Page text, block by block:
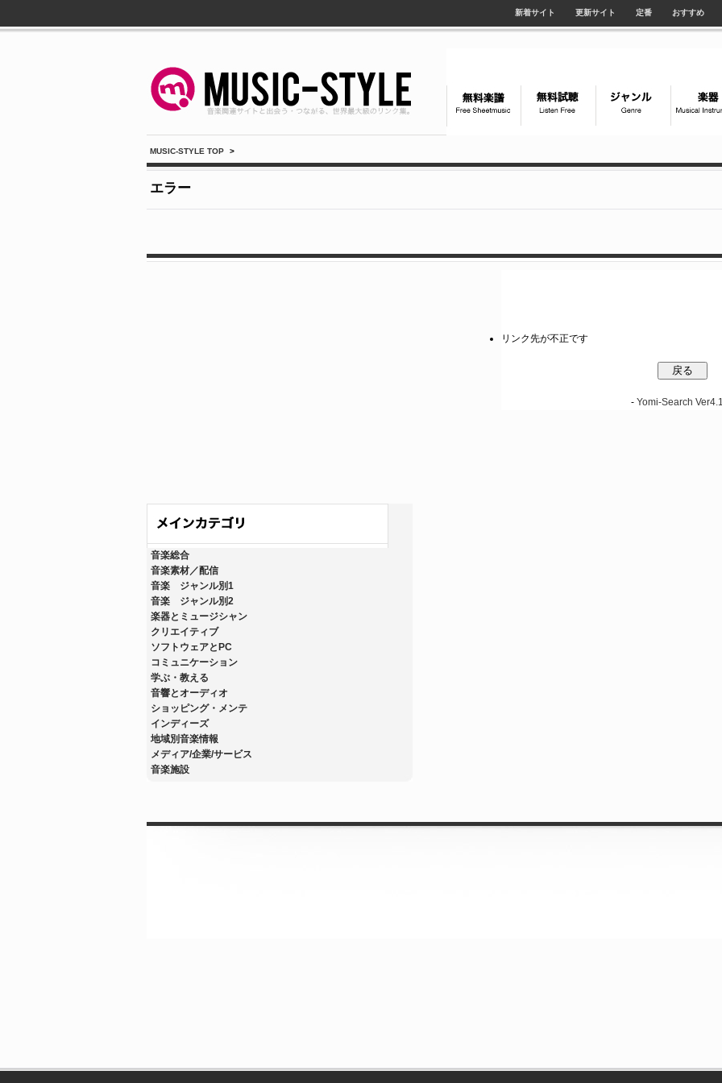
新着サイト 更新サイト 定番 おすすめ
MUSIC-STYLE TOP >
エラー
音楽総合
音楽素材／配信
音楽 ジャンル別1
音楽 ジャンル別2
楽器とミュージシャン
クリエイティブ
ソフトウェアとPC
コミュニケーション
学ぶ・教える
音響とオーディオ
ショッピング・メンテ
インディーズ
地域別音楽情報
メディア/企業/サービス
音楽施設
リンク先が不正です
- Yomi-Search